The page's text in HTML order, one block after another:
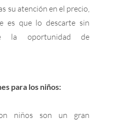
su atención en el precio,
es que lo descarte sin
la oportunidad de
para los niños:
niños son un gran